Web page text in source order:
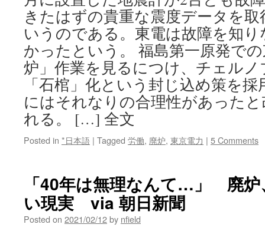
きたはずの貴重な震度データを
いうのである。東電は故障を知
かったという。 福島第一原発で
炉」作業を見るにつけ、チェル
「石棺」化という封じ込め策を
にはそれなりの合理性があった
れる。 […] 全文
Posted in *日本語 | Tagged 労働, 廃炉, 東京電力 | 5 Comments
「40年は無理なんて…」 廃炉
い現実 via 朝日新聞
Posted on 2021/02/12by nfield